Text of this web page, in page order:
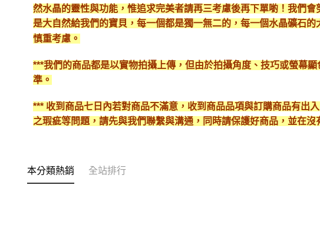
然水晶的靈性與功能，惟追求完美者請再三考慮後再下單喲！我們
是大自然給我們的寶貝，每一個都是獨一無二的，每一個水晶礦石
慎重考慮。
***我們的商品都是以實物拍攝上傳，但由於拍攝角度、技巧或螢幕
準。
*** 收到商品七日內若對商品不滿意，收到商品品項與訂購商品有出
之瑕疵等問題，請先與我們聯繫與溝通，同時請保護好商品，並在
本分類熱銷 全站排行